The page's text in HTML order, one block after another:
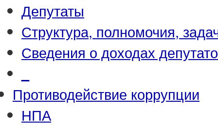
Депутаты
Структура, полномочия,
Сведения о доходах
Противодействие коррупции
НПА